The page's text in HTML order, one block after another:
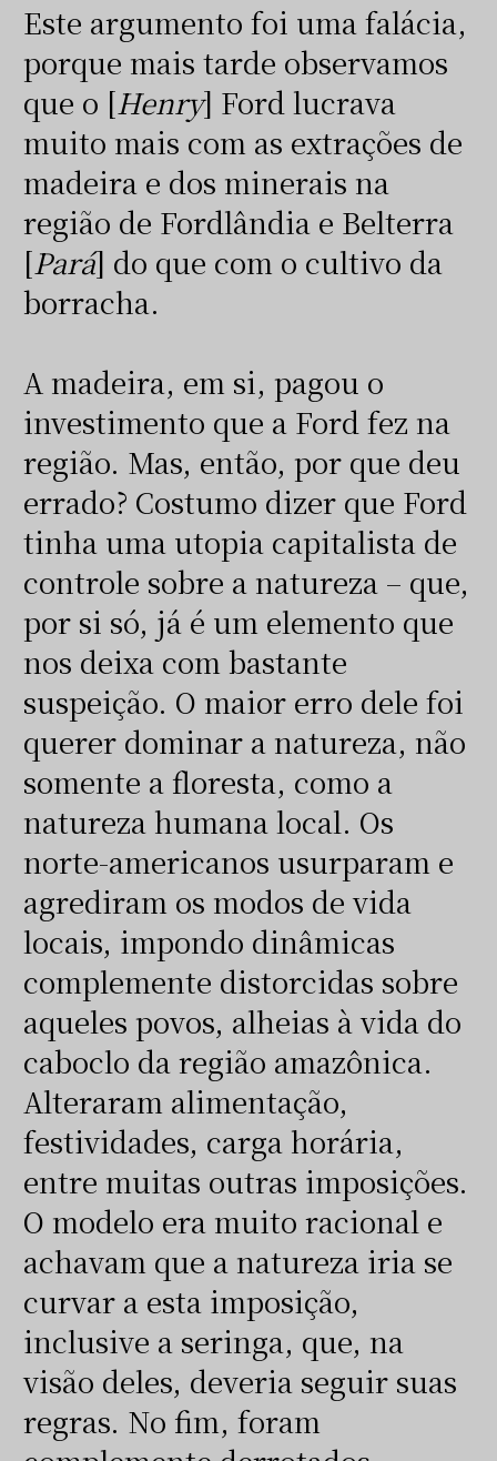
Este argumento foi uma falácia,
porque mais tarde observamos
que o [Henry] Ford lucrava
muito mais com as extrações de
madeira e dos minerais na
região de Fordlândia e Belterra
[Pará] do que com o cultivo da
borracha.
A madeira, em si, pagou o
investimento que a Ford fez na
região. Mas, então, por que deu
errado? Costumo dizer que Ford
tinha uma utopia capitalista de
controle sobre a natureza – que,
por si só, já é um elemento que
nos deixa com bastante
suspeição. O maior erro dele foi
querer dominar a natureza, não
somente a floresta, como a
natureza humana local. Os
norte-americanos usurparam e
agrediram os modos de vida
locais, impondo dinâmicas
complemente distorcidas sobre
aqueles povos, alheias à vida do
caboclo da região amazônica.
Alteraram alimentação,
festividades, carga horária,
entre muitas outras imposições.
O modelo era muito racional e
achavam que a natureza iria se
curvar a esta imposição,
inclusive a seringa, que, na
visão deles, deveria seguir suas
regras. No fim, foram